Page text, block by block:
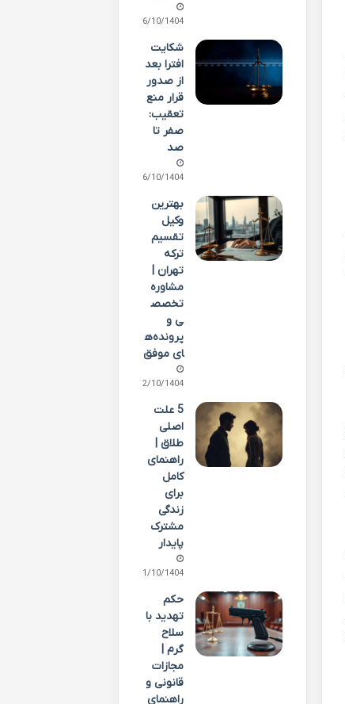
06/10/1404
شکایت
افترا بعد
از صدور
قرار منع
تعقیب:
صفر تا
صد
06/10/1404
بهترین
وکیل
تقسیم
ترکه
تهران |
مشاوره
تخصص
ی و
پرونده‌ه
ای موفق
02/10/1404
5 علت
اصلی
طلاق |
راهنمای
کامل
برای
زندگی
مشترک
پایدار
01/10/1404
حکم
تهدید با
سلاح
گرم |
مجازات
قانونی و
راهنمای